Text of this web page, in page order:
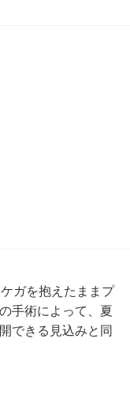
ガを抱えたままプ
手術によって、夏
できる見込みと同